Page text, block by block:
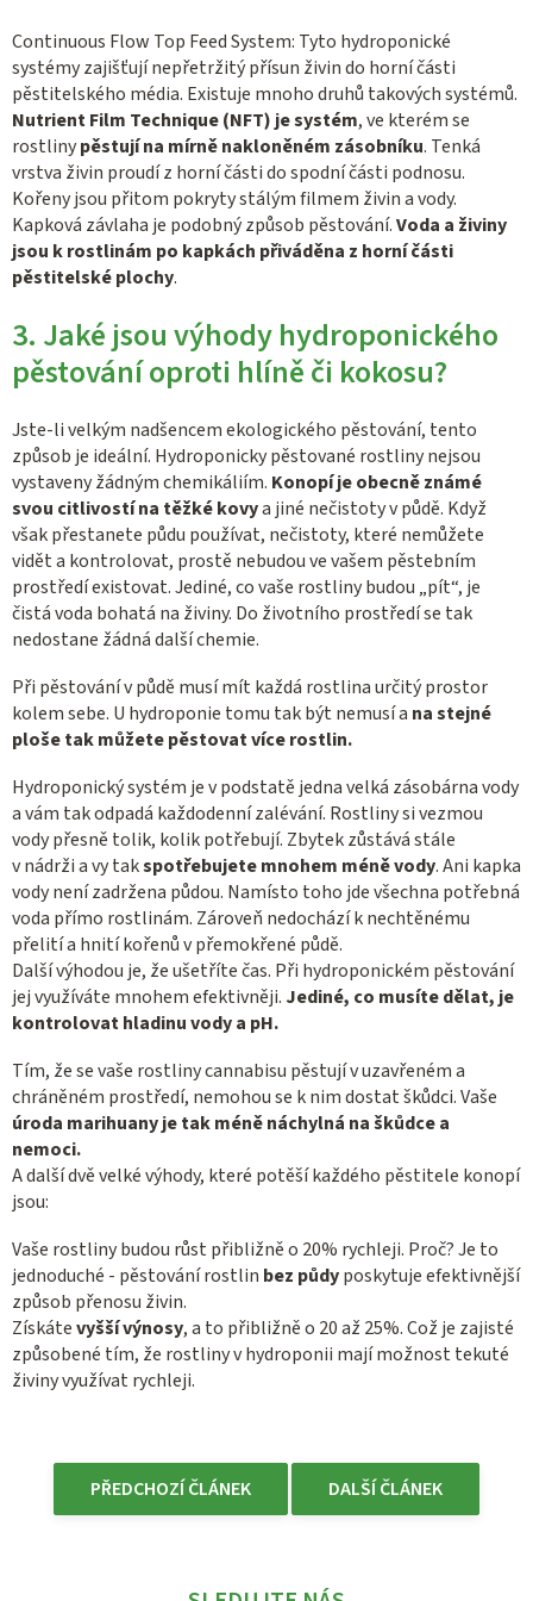
Continuous Flow Top Feed System: Tyto hydroponické
systémy zajišťují nepřetržitý přísun živin do horní části
pěstitelského média. Existuje mnoho druhů takových systémů.
Nutrient Film Technique (NFT) je systém, ve kterém se
rostlinypěstují na mírně nakloněném zásobníku. Tenká
vrstva živin proudí z horní části do spodní části podnosu.
Kořeny jsou přitom pokryty stálým filmem živin a vody.
Kapková závlaha je podobný způsob pěstování.Voda a živiny
jsou k rostlinám po kapkách přiváděna z horní části
pěstitelské plochy.
3. Jaké jsou výhody hydroponického
pěstování oproti hlíně či kokosu?
Jste-li velkým nadšencem ekologického pěstování, tento
způsob je ideální. Hydroponicky pěstované rostliny nejsou
vystaveny žádným chemikáliím. Konopí je obecně známé
svou citlivostí na těžké kovya jiné nečistoty v půdě. Když
však přestanete půdu používat, nečistoty, které nemůžete
vidět a kontrolovat, prostě nebudou ve vašem pěstebním
prostředí existovat. Jediné, co vaše rostliny budou „pít“, je
čistá voda bohatá na živiny. Do životního prostředí se tak
nedostane žádná další chemie.
Při pěstování v půdě musí mít každá rostlina určitý prostor
kolem sebe. U hydroponie tomu tak být nemusí a na stejné
ploše tak můžete pěstovat více rostlin.
Hydroponický systém je v podstatě jedna velká zásobárna vody
a vám tak odpadá každodenní zalévání. Rostliny si vezmou
vody přesně tolik, kolik potřebují. Zbytek zůstává stále
v nádrži a vy takspotřebujete mnohem méně vody. Ani kapka
vody není zadržena půdou. Namísto toho jde všechna potřebná
voda přímo rostlinám. Zároveň nedochází k nechtěnému
přelití a hnití kořenů v přemokřené půdě.
Další výhodou je, že ušetříte čas. Při hydroponickém pěstování
jej využíváte mnohem efektivněji. Jediné, co musíte dělat, je
kontrolovat hladinu vody a pH.
Tím, že se vaše rostliny cannabisu pěstují v uzavřeném a
chráněném prostředí, nemohou se k nim dostat škůdci. Vaše
úroda marihuany je tak méně náchylná na škůdce a
nemoci.
A další dvě velké výhody, které potěší každého pěstitele konopí
jsou:
Vaše rostliny budou růst přibližně o 20% rychleji. Proč? Je to
jednoduché - pěstování rostlin bez půdyposkytuje efektivnější
způsob přenosu živin.
Získátevyšší výnosy, a to přibližně o 20 až 25%. Což je zajisté
způsobené tím, že rostliny v hydroponii mají možnost tekuté
živiny využívat rychleji.
PŘEDCHOZÍ ČLÁNEK DALŠÍ ČLÁNEK